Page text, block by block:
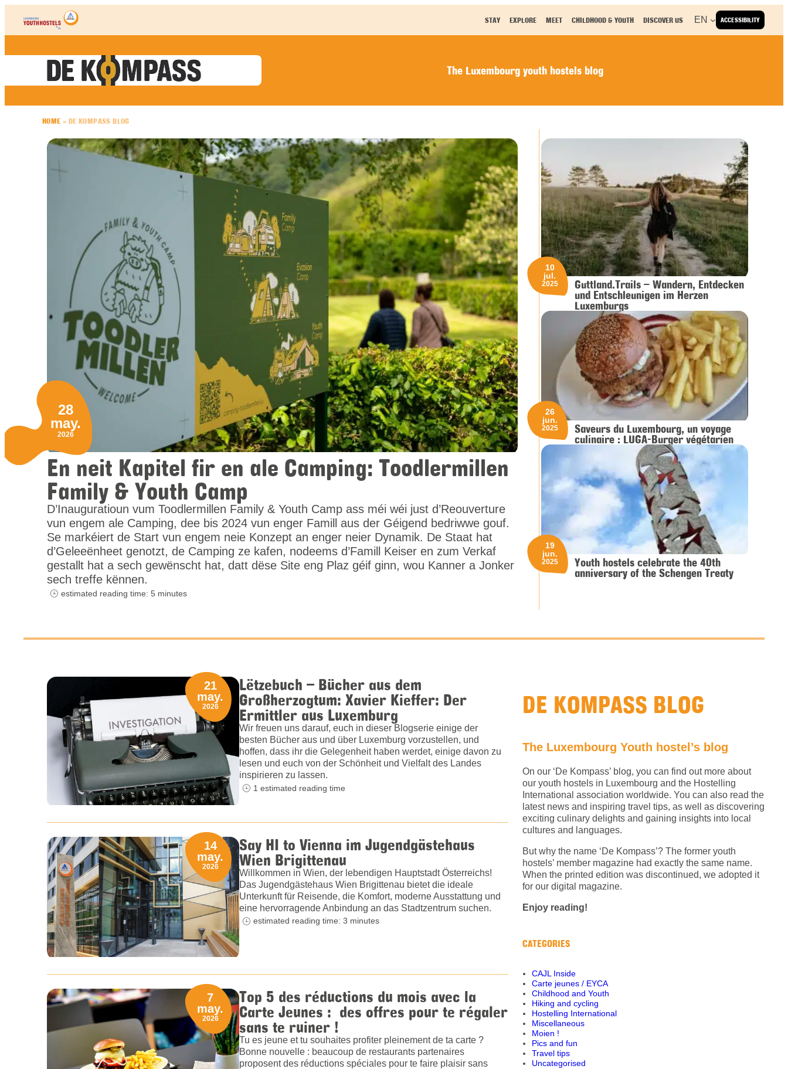
ACCESSIBILITY
STAY EXPLORE MEET CHILDHOOD & YOUTH DISCOVER US EN
The Luxembourg youth hostels blog
HOME » DE KOMPASS BLOG
En neit Kapitel fir en ale Camping: Toodlermillen
Family & Youth Camp
D’Inauguratioun vum Toodlermillen Family & Youth Camp ass méi wéi just d’Reouverture
vun engem ale Camping, dee bis 2024 vun enger Famill aus der Géigend bedriwwe gouf.
Se markéiert de Start vun engem neie Konzept an enger neier Dynamik. De Staat hat
d’Geleeënheet genotzt, de Camping ze kafen, nodeems d’Famill Keiser en zum Verkaf
gestallt hat a sech gewënscht hat, datt dëse Site eng Plaz géif ginn, wou Kanner a Jonker
sech treffe kënnen.
28
may.
2026
estimated reading time: 5 minutes
Guttland.Trails – Wandern, Entdecken
und Entschleunigen im Herzen
Luxemburgs
10
jul.
2025
Saveurs du Luxembourg, un voyage
culinaire : LUGA-Burger végétarien
26
jun.
2025
Youth hostels celebrate the 40th
anniversary of the Schengen Treaty
19
jun.
2025
Lëtzebuch – Bücher aus dem
Großherzogtum: Xavier Kieffer: Der
Ermittler aus Luxemburg
Wir freuen uns darauf, euch in dieser Blogserie einige der
besten Bücher aus und über Luxemburg vorzustellen, und
hoffen, dass ihr die Gelegenheit haben werdet, einige davon zu
lesen und euch von der Schönheit und Vielfalt des Landes
inspirieren zu lassen.
21
may.
2026
1 estimated reading time
Say HI to Vienna im Jugendgästehaus
Wien Brigittenau
Willkommen in Wien, der lebendigen Hauptstadt Österreichs!
Das Jugendgästehaus Wien Brigittenau bietet die ideale
Unterkunft für Reisende, die Komfort, moderne Ausstattung und
eine hervorragende Anbindung an das Stadtzentrum suchen.
14
may.
2026
estimated reading time: 3 minutes
Top 5 des réductions du mois avec la
Carte Jeunes : des offres pour te régaler
sans te ruiner !
Tu es jeune et tu souhaites profiter pleinement de ta carte ?
Bonne nouvelle : beaucoup de restaurants partenaires
proposent des réductions spéciales pour te faire plaisir sans
7
may.
2026
DE KOMPASS BLOG
The Luxembourg Youth hostel’s blog
On our ‘De Kompass’ blog, you can find out more about
our youth hostels in Luxembourg and the Hostelling
International association worldwide. You can also read the
latest news and inspiring travel tips, as well as discovering
exciting culinary delights and gaining insights into local
cultures and languages.
But why the name ‘De Kompass’? The former youth
hostels’ member magazine had exactly the same name.
When the printed edition was discontinued, we adopted it
for our digital magazine.
Enjoy reading!
CATEGORIES
CAJL Inside
Carte jeunes / EYCA
Childhood and Youth
Hiking and cycling
Hostelling International
Miscellaneous
Moien !
Pics and fun
Travel tips
Uncategorised